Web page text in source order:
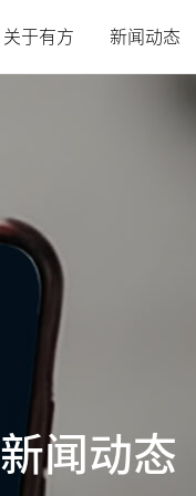
关于有方 新闻动态
新闻动态